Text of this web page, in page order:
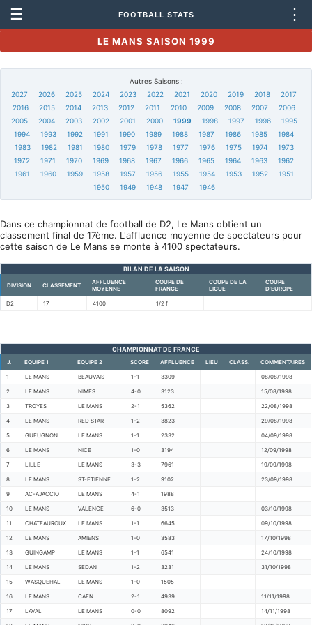
☰ FOOTBALL STATS ⋮
LE MANS SAISON 1999
Autres Saisons :
2027
2026 2025 2024 2023 2022 2021 2020 2019 2018
2017
2016
2015 2014 2013 2012 2011 2010 2009 2008 2007
2006
2005
2004 2003 2002 2001 2000 1999 1998 1997 1996
1995
1994
1993 1992 1991 1990 1989 1988 1987 1986 1985
1984
1983
1982 1981 1980 1979 1978 1977 1976 1975 1974
1973
1972
1971 1970 1969 1968 1967 1966 1965 1964 1963
1962
1961
1960 1959 1958 1957 1956 1955 1954 1953 1952
1951
1950
1949 1948 1947 1946
Dans ce championnat de football de D2, Le Mans obtient un
classement final de 17ème. L'affluence moyenne de spectateurs pour
cette saison de Le Mans se monte à 4100 spectateurs.
BILAN DE LA SAISON
DIVISION CLASSEMENT
AFFLUENCE
MOYENNE
COUPE DE
FRANCE
COUPE DE LA
LIGUE
COUPE
D'EUROPE
D2 17 4100 1/2 f
CHAMPIONNAT DE FRANCE
J. EQUIPE 1 EQUIPE 2 SCORE AFFLUENCE LIEU CLASS. COMMENTAIRES
1 LE MANS BEAUVAIS 1-1 3309 08/08/1998
2 LE MANS NIMES 4-0 3123 15/08/1998
3 TROYES LE MANS 2-1 5362 22/08/1998
4 LE MANS RED STAR 1-2 3823 29/08/1998
5 GUEUGNON LE MANS 1-1 2332 04/09/1998
6 LE MANS NICE 1-0 3194 12/09/1998
7 LILLE LE MANS 3-3 7961 19/09/1998
8 LE MANS ST-ETIENNE 1-2 9102 23/09/1998
9 AC-AJACCIO LE MANS 4-1 1988
10 LE MANS VALENCE 6-0 3513 03/10/1998
11 CHATEAUROUX LE MANS 1-1 6645 09/10/1998
12 LE MANS AMIENS 1-0 3583 17/10/1998
13 GUINGAMP LE MANS 1-1 6541 24/10/1998
14 LE MANS SEDAN 1-2 3231 31/10/1998
15 WASQUEHAL LE MANS 1-0 1505
16 LE MANS CAEN 2-1 4939 11/11/1998
17 LAVAL LE MANS 0-0 8092 14/11/1998